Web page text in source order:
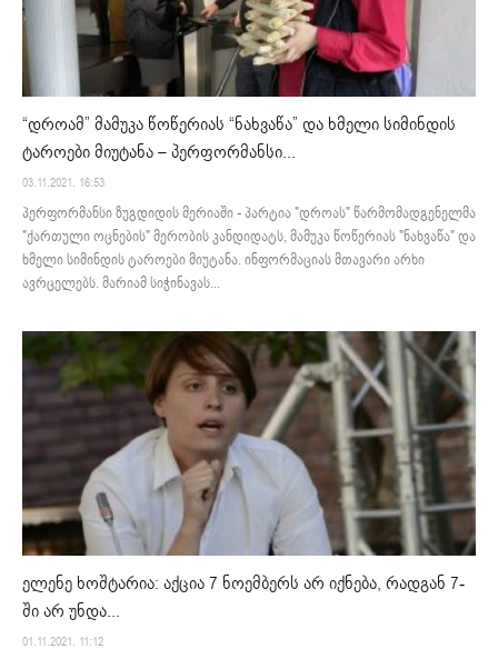
“დროამ” მამუკა წოწერიას “ნახვაწა” და ხმელი სიმინდის
ტაროები მიუტანა – პერფორმანსი...
03.11.2021. 16:53
პერფორმანსი ზუგდიდის მერიაში - პარტია "დროას" წარმომადგენელმა
"ქართული ოცნების" მერობის კანდიდატს, მამუკა წოწერიას "ნახვაწა" და
ხმელი სიმინდის ტაროები მიუტანა. ინფორმაციას მთავარი არხი
ავრცელებს. მარიამ სიჭინავას...
ელენე ხოშტარია: აქცია 7 ნოემბერს არ იქნება, რადგან 7-
ში არ უნდა...
01.11.2021. 11:12